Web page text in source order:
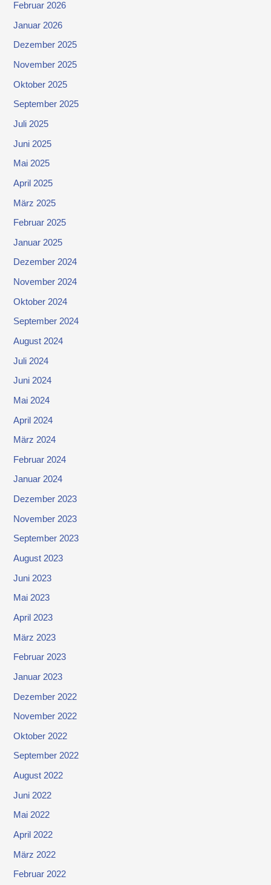
Februar 2026
Januar 2026
Dezember 2025
November 2025
Oktober 2025
September 2025
Juli 2025
Juni 2025
Mai 2025
April 2025
März 2025
Februar 2025
Januar 2025
Dezember 2024
November 2024
Oktober 2024
September 2024
August 2024
Juli 2024
Juni 2024
Mai 2024
April 2024
März 2024
Februar 2024
Januar 2024
Dezember 2023
November 2023
September 2023
August 2023
Juni 2023
Mai 2023
April 2023
März 2023
Februar 2023
Januar 2023
Dezember 2022
November 2022
Oktober 2022
September 2022
August 2022
Juni 2022
Mai 2022
April 2022
März 2022
Februar 2022